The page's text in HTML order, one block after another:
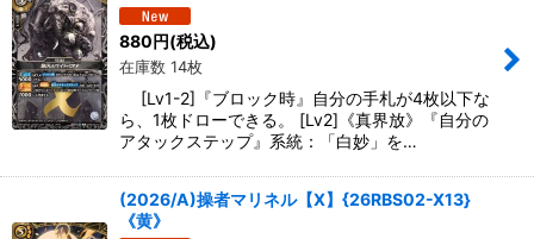
880円(税込)
在庫数 14枚
[Lv1-2]『ブロック時』自分の手札が4枚以下な
ら、1枚ドローできる。 [Lv2]《真界放》『自分の
アタックステップ』系統：「白妙」を…
(2026/A)操者マリネル【X】{26RBS02-X13}
《黄》